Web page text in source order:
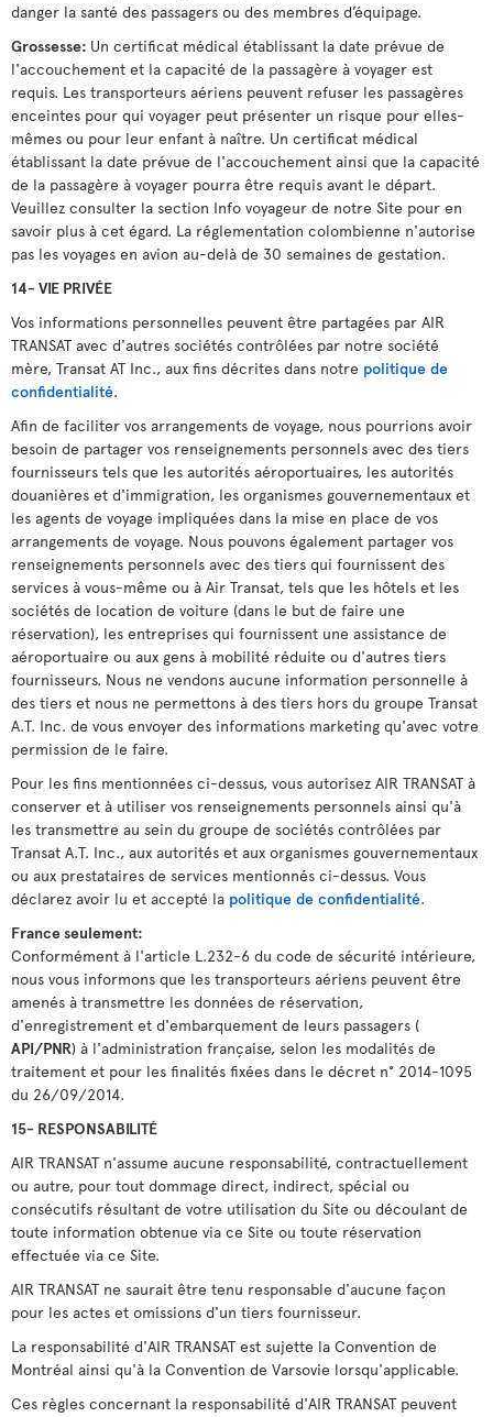
danger la santé des passagers ou des membres d’équipage.
Grossesse: Un certificat médical établissant la date prévue de
l'accouchement et la capacité de la passagère à voyager est
requis. Les transporteurs aériens peuvent refuser les passagères
enceintes pour qui voyager peut présenter un risque pour elles-
mêmes ou pour leur enfant à naître. Un certificat médical
établissant la date prévue de l'accouchement ainsi que la capacité
de la passagère à voyager pourra être requis avant le départ.
Veuillez consulter la section Info voyageur de notre Site pour en
savoir plus à cet égard. La réglementation colombienne n'autorise
pas les voyages en avion au-delà de 30 semaines de gestation.
14- VIE PRIVÉE
Vos informations personnelles peuvent être partagées par AIR
TRANSAT avec d'autres sociétés contrôlées par notre société
mère, Transat AT Inc., aux fins décrites dans notre politique de
confidentialité.
Afin de faciliter vos arrangements de voyage, nous pourrions avoir
besoin de partager vos renseignements personnels avec des tiers
fournisseurs tels que les autorités aéroportuaires, les autorités
douanières et d'immigration, les organismes gouvernementaux et
les agents de voyage impliquées dans la mise en place de vos
arrangements de voyage. Nous pouvons également partager vos
renseignements personnels avec des tiers qui fournissent des
services à vous-même ou à Air Transat, tels que les hôtels et les
sociétés de location de voiture (dans le but de faire une
réservation), les entreprises qui fournissent une assistance de
aéroportuaire ou aux gens à mobilité réduite ou d'autres tiers
fournisseurs. Nous ne vendons aucune information personnelle à
des tiers et nous ne permettons à des tiers hors du groupe Transat
A.T. Inc. de vous envoyer des informations marketing qu'avec votre
permission de le faire.
Pour les fins mentionnées ci-dessus, vous autorisez AIR TRANSAT à
conserver et à utiliser vos renseignements personnels ainsi qu'à
les transmettre au sein du groupe de sociétés contrôlées par
Transat A.T. Inc., aux autorités et aux organismes gouvernementaux
ou aux prestataires de services mentionnés ci-dessus. Vous
déclarez avoir lu et accepté la politique de confidentialité.
France seulement:
Conformément à l'article L.232-6 du code de sécurité intérieure,
nous vous informons que les transporteurs aériens peuvent être
amenés à transmettre les données de réservation,
d'enregistrement et d'embarquement de leurs passagers (
API/PNR) à l'administration française, selon les modalités de
traitement et pour les finalités fixées dans le décret n° 2014-1095
du 26/09/2014.
15- RESPONSABILITÉ
AIR TRANSAT n'assume aucune responsabilité, contractuellement
ou autre, pour tout dommage direct, indirect, spécial ou
consécutifs résultant de votre utilisation du Site ou découlant de
toute information obtenue via ce Site ou toute réservation
effectuée via ce Site.
AIR TRANSAT ne saurait être tenu responsable d'aucune façon
pour les actes et omissions d'un tiers fournisseur.
La responsabilité d'AIR TRANSAT est sujette la Convention de
Montréal ainsi qu'à la Convention de Varsovie lorsqu'applicable.
Ces règles concernant la responsabilité d'AIR TRANSAT peuvent